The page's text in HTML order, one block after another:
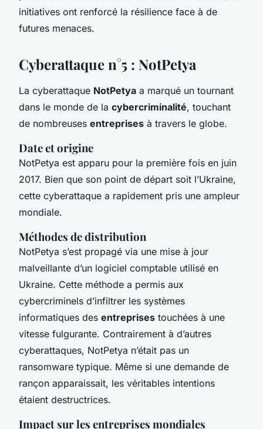
initiatives ont renforcé la résilience face à de
futures menaces.
Cyberattaque n°5 : NotPetya
La cyberattaque NotPetya a marqué un tournant
dans le monde de la cybercriminalité, touchant
de nombreuses entreprises à travers le globe.
Date et origine
NotPetya est apparu pour la première fois en juin
2017. Bien que son point de départ soit l’Ukraine,
cette cyberattaque a rapidement pris une ampleur
mondiale.
Méthodes de distribution
NotPetya s’est propagé via une mise à jour
malveillante d’un logiciel comptable utilisé en
Ukraine. Cette méthode a permis aux
cybercriminels d’infiltrer les systèmes
informatiques des entreprises touchées à une
vitesse fulgurante. Contrairement à d’autres
cyberattaques, NotPetya n’était pas un
ransomware typique. Même si une demande de
rançon apparaissait, les véritables intentions
étaient destructrices.
Impact sur les entreprises mondiales